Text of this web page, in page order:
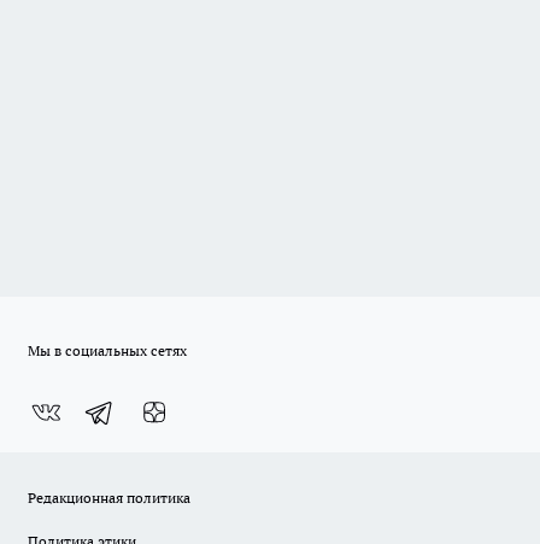
Мы в социальных сетях
Редакционная политика